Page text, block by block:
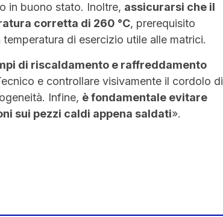
in buono stato. Inoltre, assicurarsi che il
corretta di 260 °C, prerequisito
di esercizio utile alle matrici.
di riscaldamento e raffreddamento
e controllare visivamente il cordolo di
Infine, è fondamentale evitare
sui pezzi caldi appena saldati».